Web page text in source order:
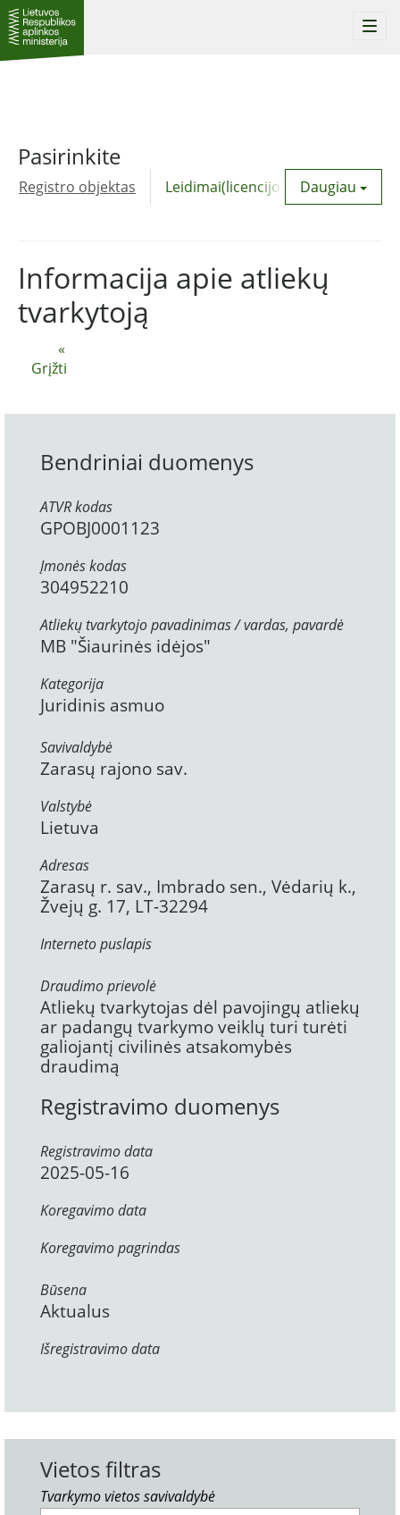
Pasirinkite
Registro objektas Leidimai(licencijos) Daugiau
«
Grįžti
Informacija apie atliekų
tvarkytoją
Bendriniai duomenys
ATVR kodas
GPOBJ0001123
Įmonės kodas
304952210
Atliekų tvarkytojo pavadinimas / vardas, pavardė
MB "Šiaurinės idėjos"
Kategorija
Juridinis asmuo
Savivaldybė
Zarasų rajono sav.
Valstybė
Lietuva
Adresas
Zarasų r. sav., Imbrado sen., Vėdarių k.,
Žvejų g. 17, LT-32294
Interneto puslapis
Draudimo prievolė
Atliekų tvarkytojas dėl pavojingų atliekų
ar padangų tvarkymo veiklų turi turėti
galiojantį civilinės atsakomybės
draudimą
Registravimo duomenys
Registravimo data
2025-05-16
Koregavimo data
Koregavimo pagrindas
Būsena
Aktualus
Išregistravimo data
Vietos filtras
Tvarkymo vietos savivaldybė